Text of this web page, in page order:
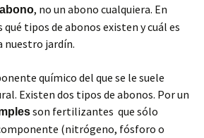
abono, no un abono cualquiera. En
tipos de abonos existen y cuál es
nuestro jardín.
químico del que se le suele
Existen dos tipos de abonos. Por un
son fertilizantes que sólo
(nitrógeno, fósforo o